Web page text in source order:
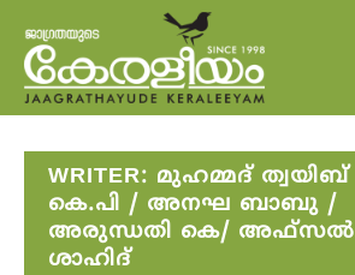
WRITER: മുഹമ്മദ് ത്വയിബ്
കെ.പി / അനഘ ബാബു /
അരുന്ധതി കെ/ അഫ്സൽ
ശാഹിദ്